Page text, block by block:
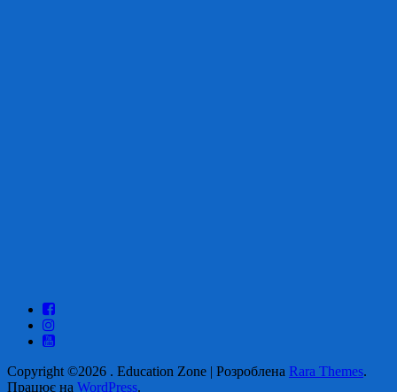
Copyright ©2026 . Education Zone | Розроблена Rara Themes.
Працює на WordPress.